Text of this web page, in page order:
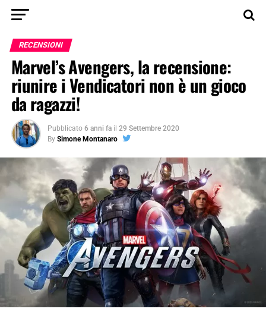
RECENSIONI
Marvel’s Avengers, la recensione:
riunire i Vendicatori non è un gioco
da ragazzi!
Pubblicato 6 anni fa il 29 Settembre 2020
By Simone Montanaro